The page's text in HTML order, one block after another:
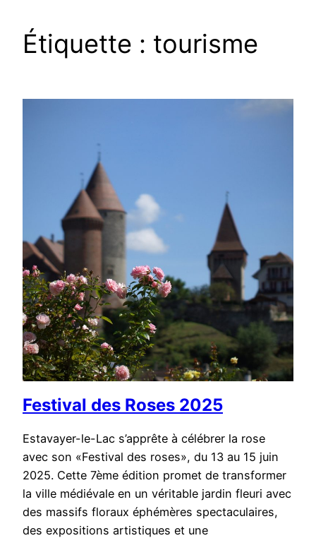
Étiquette : tourisme
Festival des Roses 2025
Estavayer-le-Lac s’apprête à célébrer la rose
avec son «Festival des roses», du 13 au 15 juin
2025. Cette 7ème édition promet de transformer
la ville médiévale en un véritable jardin fleuri avec
des massifs floraux éphémères spectaculaires,
des expositions artistiques et une